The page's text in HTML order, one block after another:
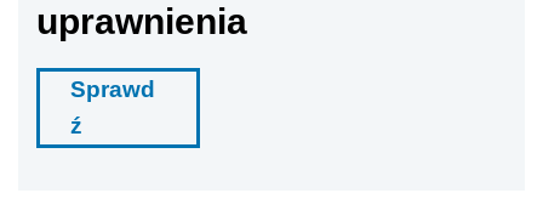
uprawnienia
Sprawd
ź